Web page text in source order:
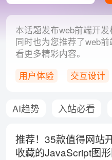
本话题发布web前端开发
同时也为您推荐了web
看更多精彩内容。
用户体验
交互设计
AI趋势 入站必看
推荐！35款值得网站
收藏的JavaScript图